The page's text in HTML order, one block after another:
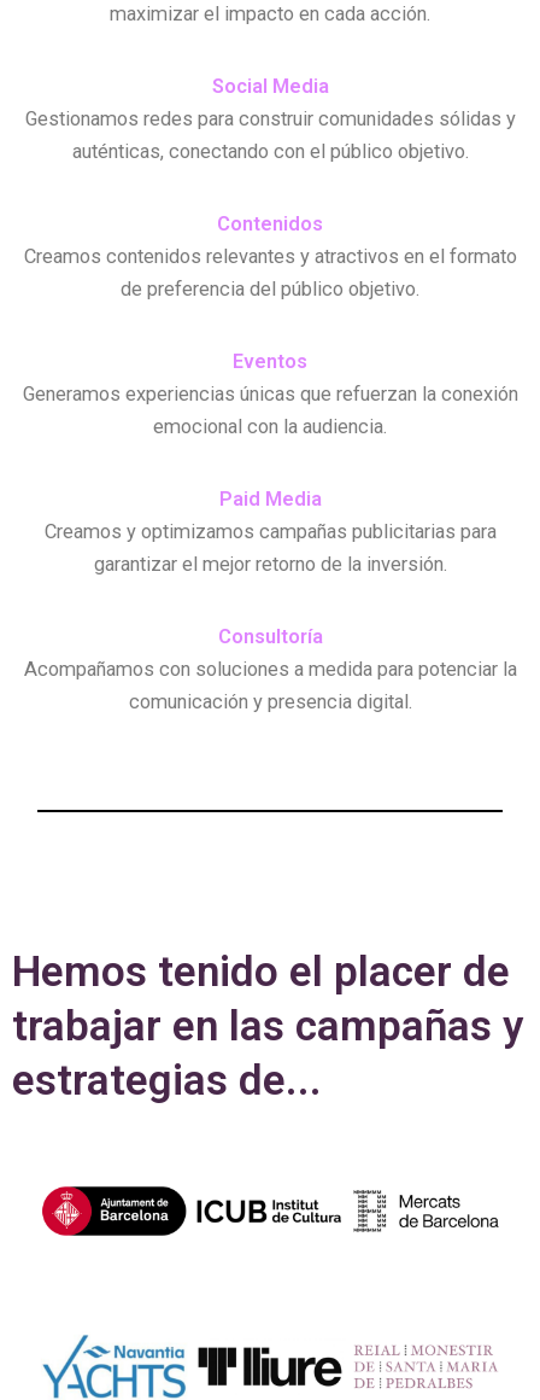
maximizar el impacto en cada acción.
Social Media
Gestionamos redes para construir comunidades sólidas y
auténticas, conectando con el público objetivo.
Contenidos
Creamos contenidos relevantes y atractivos en el formato
de preferencia del público objetivo.
Eventos
Generamos experiencias únicas que refuerzan la conexión
emocional con la audiencia.
Paid Media
Creamos y optimizamos campañas publicitarias para
garantizar el mejor retorno de la inversión.
Consultoría
Acompañamos con soluciones a medida para potenciar la
comunicación y presencia digital.
Hemos tenido el placer de
trabajar en las campañas y
estrategias de...